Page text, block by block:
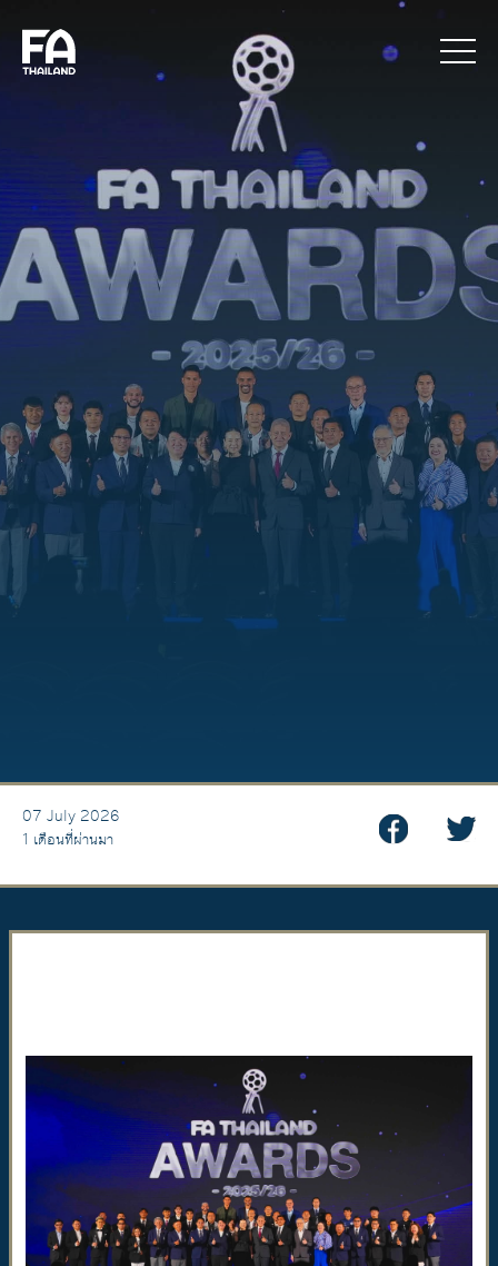
07 July 2026
1 เดือนที่ผ่านมา